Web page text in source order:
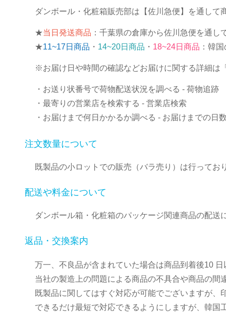
ダンボール・化粧箱販売部は【佐川急便】を通して
★当日発送商品 ：千葉県の倉庫から佐川急便を通し
★11~17日商品 ・ 14~20日商品 ・ 18~24日商品 ：韓
※お届け日や時間の確認などお届けに関する詳細は
・お送り状番号で荷物配送状況を調べる - 荷物追跡
・最寄りの営業店を検索する - 営業店検索
・お届けまで何日かかるか調べる - お届けまでの日
注文数量について
既製品の小ロットでの販売（バラ売り）は行って
配送や料金について
ダンボール箱・化粧箱のパッケージ関連商品の配送
返品・交換案内
万一、不良品が含まれていた場合は商品到着後10
当社の製造上の問題による商品の不具合や商品の
既製品に関してはすぐ対応が可能でございますが、
できるだけ最短で対応できるようにしますが、韓